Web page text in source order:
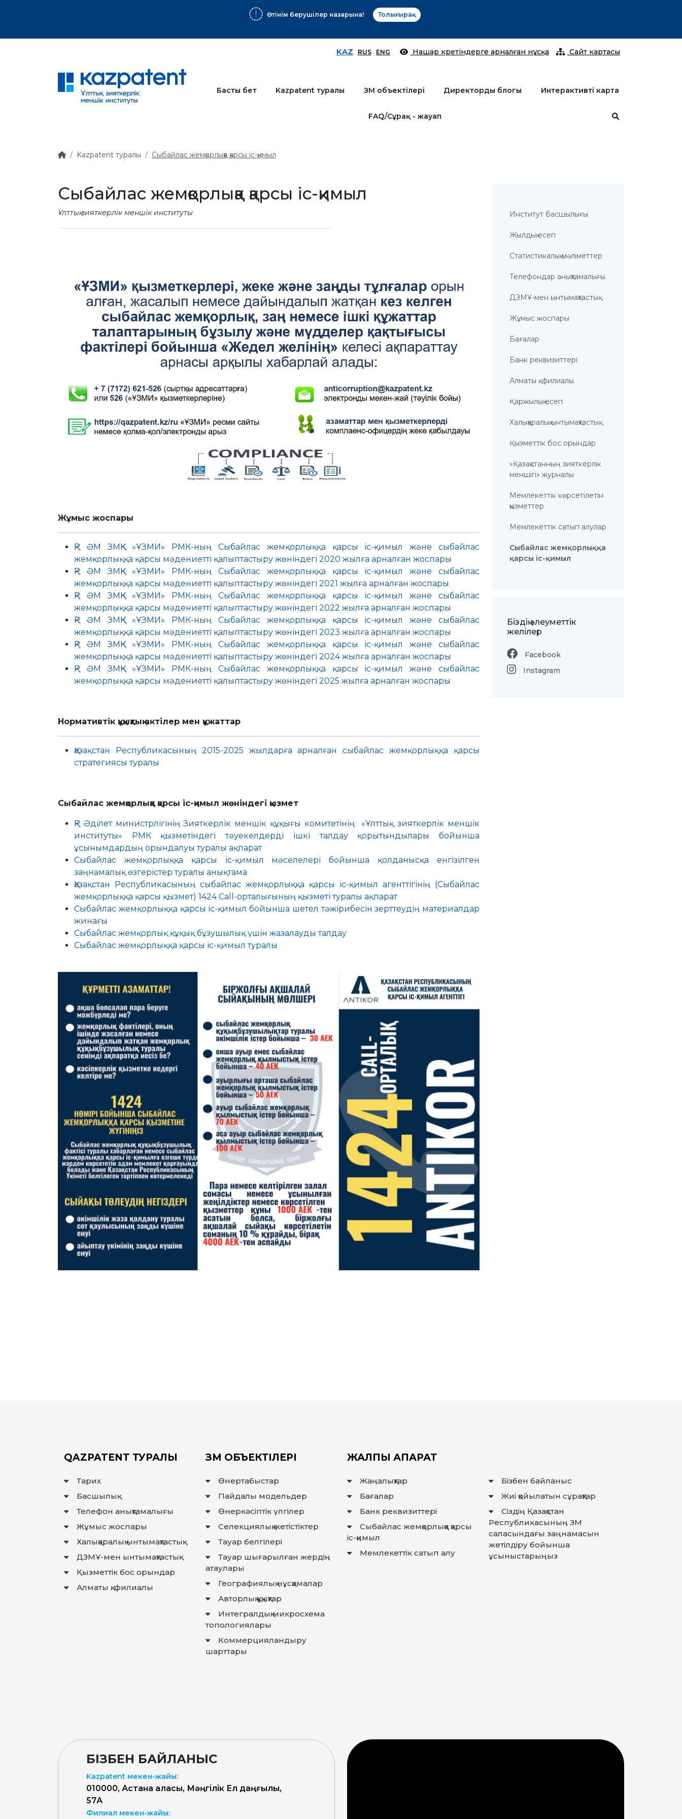
Өтінім берушілер назарына! Толығырақ
KAZ RUS ENG Нашар көретіндерге арналған нұсқа Сайт картасы
Басты бет Kazpatent туралы ЗМ объектілері Директордың блогы Интерактивті карта
FAQ/Сұрақ - жауап
Kazpatent туралы Сыбайлас жемқорлыққа қарсы іс-қимыл
Сыбайлас жемқорлыққа қарсы іс-қимыл
Ұлттық зияткерлік меншік институты
Жұмыс жоспары
ҚР ӘМ ЗМҚК «ҰЗМИ» РМК-ның Сыбайлас жемқорлыққа қарсы іс-қимыл және сыбайлас
жемқорлыққа қарсы мәдениетті қалыптастыру жөніндегі 2020 жылға арналған жоспары
ҚР ӘМ ЗМҚК «ҰЗМИ» РМК-ның Сыбайлас жемқорлыққа қарсы іс-қимыл және сыбайлас
жемқорлыққа қарсы мәдениетті қалыптастыру жөніндегі 2021 жылға арналған жоспары
ҚР ӘМ ЗМҚК «ҰЗМИ» РМК-ның Сыбайлас жемқорлыққа қарсы іс-қимыл және сыбайлас
жемқорлыққа қарсы мәдениетті қалыптастыру жөніндегі 2022 жылға арналған жоспары
ҚР ӘМ ЗМҚК «ҰЗМИ» РМК-ның Сыбайлас жемқорлыққа қарсы іс-қимыл және сыбайлас
жемқорлыққа қарсы мәдениетті қалыптастыру жөніндегі 2023 жылға арналған жоспары
ҚР ӘМ ЗМҚК «ҰЗМИ» РМК-ның Сыбайлас жемқорлыққа қарсы іс-қимыл және сыбайлас
жемқорлыққа қарсы мәдениетті қалыптастыру жөніндегі 2024 жылға арналған жоспары
ҚР ӘМ ЗМҚК «ҰЗМИ» РМК-ның Сыбайлас жемқорлыққа қарсы іс-қимыл және сыбайлас
жемқорлыққа қарсы мәдениетті қалыптастыру жөніндегі 2025 жылға арналған жоспары
Нормативтік құқықтық актілер мен құжаттар
Қазақстан Республикасының 2015-2025 жылдарға арналған сыбайлас жемқорлыққа қарсы
стратегиясы туралы
Сыбайлас жемқорлыққақарсы іс-қимыл жөніндегі қызмет
ҚР Әділет министрлігінің Зияткерлік меншік құқығы комитетінің «Ұлттық зияткерлік меншік
институты» РМК қызметіндегі тәуекелдерді ішкі талдау қорытындылары бойынша
ұсынымдардың орындалуы туралы ақпарат
Сыбайлас жемқорлыққа қарсы іс-қимыл мәселелері бойынша қолданысқа енгізілген
заңнамалық өзгерістер туралы анықтама
Қазақстан Республикасының сыбайлас жемқорлыққа қарсы іс-қимыл агенттігінің (Сыбайлас
жемқорлыққа қарсы қызмет) 1424 Call-орталығының қызметі туралы ақпарат
Сыбайлас жемқорлыққа қарсы іс-қимыл бойынша шетел тәжірибесін зерттеудің материалдар
жинағы
Сыбайлас жемқорлық құқық бұзушылық үшін жазалауды талдау
Сыбайлас жемқорлыққа қарсы іс-қимыл туралы
Институт басшылығы
Жылдық есеп
Статистикалық мәліметтер
Телефондар анықтамалығы
ДЗМҰ-мен ынтымақтастық
Жұмыс жоспары
Бағалар
Банк реквизиттері
Алматы қ. филиалы
Қаржылық есеп
Халықаралық ынтымақтастық
Қызметтік бос орындар
«Қазақстанның зияткерлік
меншігі» журналы
Мемлекеттік көрсетілетін
қызметтер
Мемлекеттік сатып алулар
Сыбайлас жемқорлыққа
қарсы іс-қимыл
Біздің әлеуметтік
желілер
Facebook
Instagram
QAZPATENT ТУРАЛЫ
Тарих
Басшылық
Телефон анықтамалығы
Жұмыс жоспары
Халықаралық ынтымақтастық
ДЗМҰ-мен ынтымақтастық
Қызметтік бос орындар
Алматы қ. филиалы
ЗМ ОБЪЕКТІЛЕРІ
Өнертабыстар
Пайдалы модельдер
Өнеркәсіптік үлгілер
Селекциялық жетістіктер
Тауар белгілері
Тауар шығарылған жердiң
атаулары
Географиялық нұсқамалар
Авторлық құқықтар
Интегралдық микросхема
топологиялары
Коммерцияландыру
шарттары
ЖАЛПЫ АҚПАРАТ
Жаңалықтар
Бағалар
Банк реквизиттері
Сыбайлас жемқорлыққа қарсы
іс-қимыл
Мемлекеттiк сатып алу
Бізбен байланыс
Жиі қойылатын сұрақтар
Сіздің Қазақстан
Республикасының ЗМ
саласындағы заңнамасын
жетілдіру бойынша
ұсыныстарыңыз
БІЗБЕН БАЙЛАНЫС
Kazpatent мекен-жайы:
010000, Астана қаласы, Мәңгілік Ел даңғылы,
57А
Филиал мекен-жайы: